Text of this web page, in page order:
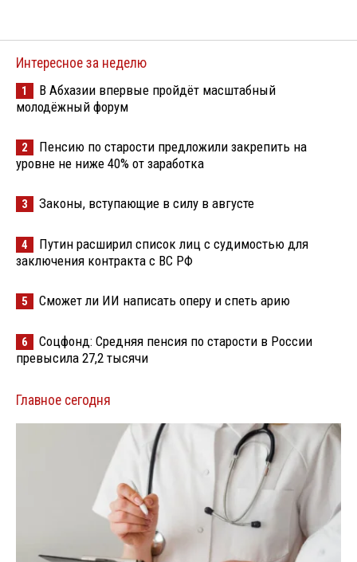
Интересное за неделю
1
В Абхазии впервые пройдёт масштабный
молодёжный форум
2
Пенсию по старости предложили закрепить на
уровне не ниже 40% от заработка
3 Законы, вступающие в силу в августе
4
Путин расширил список лиц с судимостью для
заключения контракта с ВС РФ
5 Сможет ли ИИ написать оперу и спеть арию
6
Соцфонд: Средняя пенсия по старости в России
превысила 27,2 тысячи
Главное сегодня